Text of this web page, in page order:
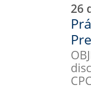
26